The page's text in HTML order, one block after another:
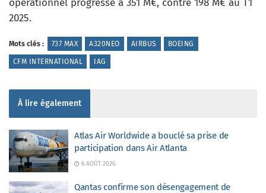
opérationnel progresse à 351 M€, contre 198 M€ au T1
2025.
Mots clés : 737 MAX A320NEO AIRBUS BOEING
CFM INTERNATIONAL IAG
À lire également
Atlas Air Worldwide a bouclé sa prise de
participation dans Air Atlanta
6 AOÛT 2026
Qantas confirme son désengagement de